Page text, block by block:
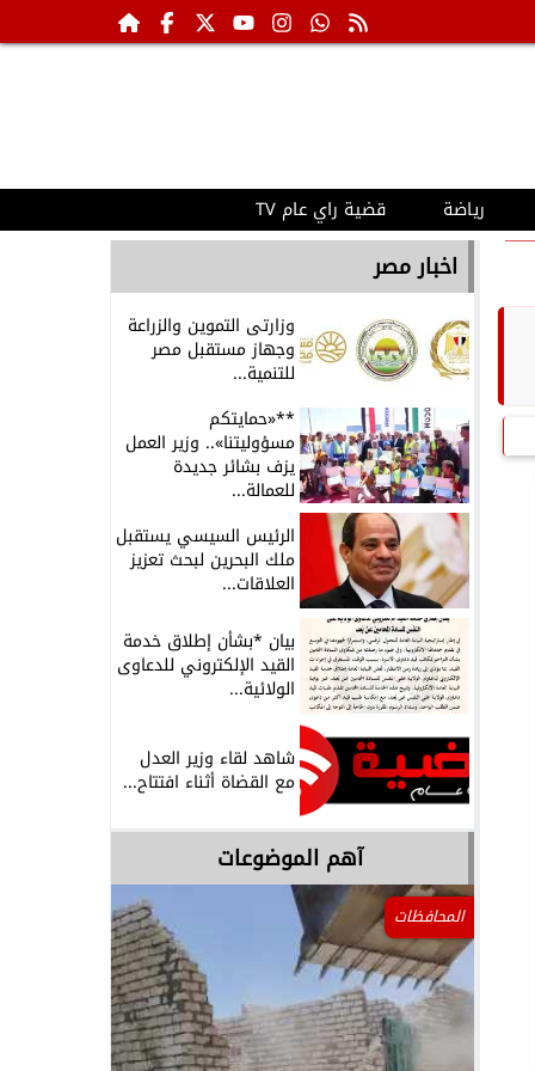
رياضة قضية راي عام TV
اخبار مصر
وزارتى التموين والزراعة
وجهاز مستقبل مصر
للتنمية...
**«حمايتكم
مسؤوليتنا».. وزير العمل
يزف بشائر جديدة
للعمالة...
الرئيس السيسي يستقبل
ملك البحرين لبحث تعزيز
العلاقات...
بيان *بشأن إطلاق خدمة
القيد الإلكتروني للدعاوى
الولائية...
شاهد لقاء وزير العدل
مع القضاة أثناء افتتاح...
آهم الموضوعات
المحافظات